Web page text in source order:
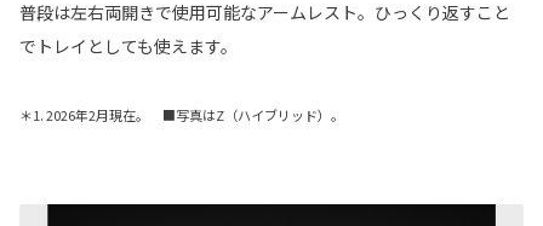
普段は左右両開きで使用可能なアームレスト。ひっくり返すこと
でトレイとしても使えます。
＊1. 2026年2月現在。 ■写真はZ（ハイブリッド）。